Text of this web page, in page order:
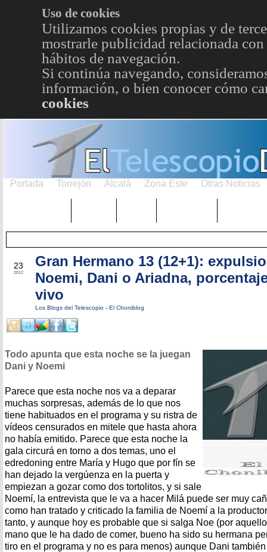
Uso de cookies
Utilizamos cookies propias y de
mostrarle publicidad relacionada
hábitos de navegación.
Si continúa navegando,
información, o bien conocer cómo
cookies
Portada Torrejón Alcalá Zona Este Otras Noticias
23
2012
Gran Hermano 13 (12+1):
Noemi, Dani o Ariadna,
vivo
Los Blogs del Telescopio - El Choniblog
Todo apunta que esta noche se la juegan
Dani y Noemi
Parece que esta noche nos va a deparar
muchas sorpresas, además de lo que nos
tiene habituados en el programa y su ristra de
vídeos censurados en mitele que hasta ahora
no había emitido. Parece que esta noche la
gala circurá en torno a dos temas, uno el
edredoning entre María y Hugo que por fín se
han dejado la vergúenza en la puerta y
empiezan a gozar como dos tortolitos, y si sale
Noemí, la entrevista que le va a hacer Milá puede ser muy
como han tratado y criticado la familia de Noemí a la
tanto, y aunque hoy es probable que si salga Noe (por
mano que le ha dado de comer, bueno ha sido su hermana
tiro en el programa y no es para menos) aunque Dani